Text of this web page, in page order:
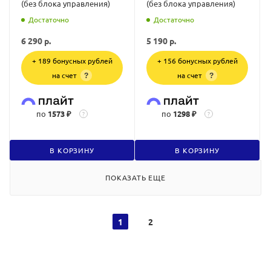
(без блока управления)
Достаточно
6 290 р.
+ 189 бонусных рублей
на счет
?
по 1573 ₽ ?
В КОРЗИНУ
(без блока управления)
Достаточно
5 190 р.
+ 156 бонусных рублей
на счет
?
по 1298 ₽ ?
В КОРЗИНУ
ПОКАЗАТЬ ЕЩЕ
1 2